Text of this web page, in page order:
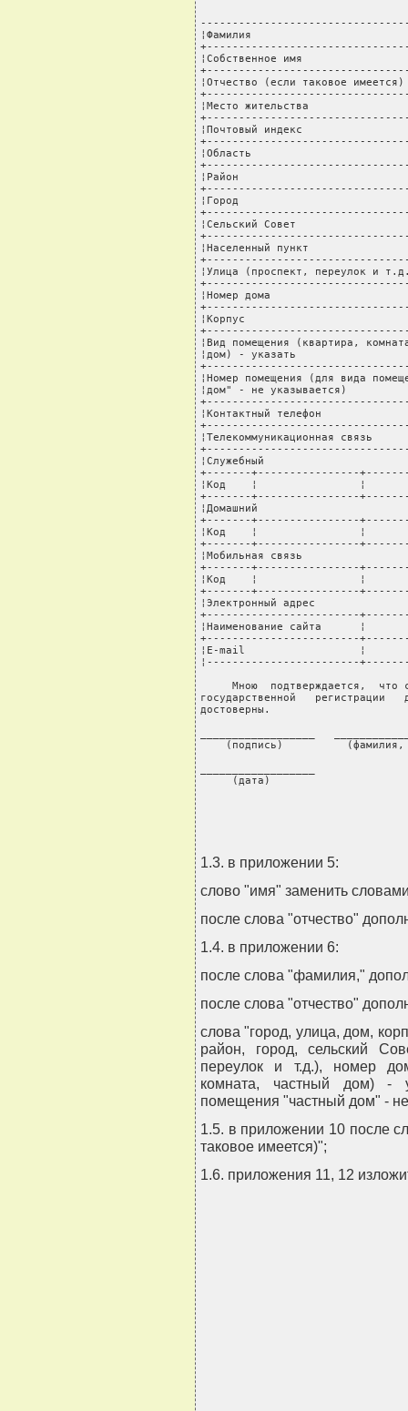
1.3. в приложении 5:
слово "имя" заменить
после слова "отчество"
1.4. в приложении 6:
после слова "фамилия,"
после слова "отчество"
слова "город, улица, дом,
район, город, сельский
переулок и т.д.), номер
комната, частный дом) -
помещения "частный дом" -
1.5. в приложении 10 после
таковое имеется)";
1.6. приложения 11, 12